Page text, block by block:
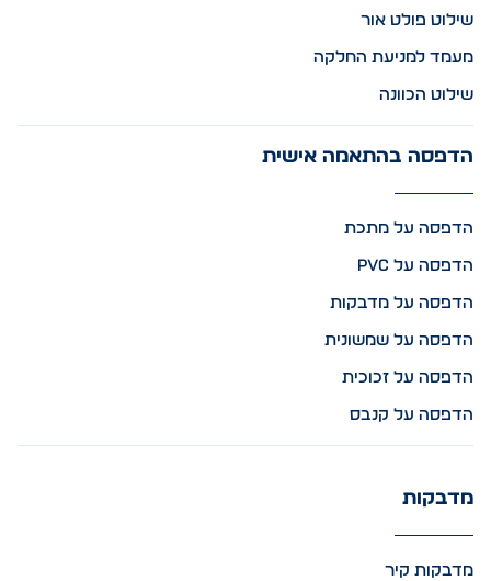
שילוט פולט אור
מעמד למניעת החלקה
שילוט הכוונה
הדפסה בהתאמה אישית
הדפסה על מתכת
הדפסה על PVC
הדפסה על מדבקות
הדפסה על שמשונית
הדפסה על זכוכית
הדפסה על קנבס
מדבקות
מדבקות קיר